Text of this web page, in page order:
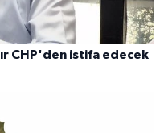
CHP'den istifa edecek